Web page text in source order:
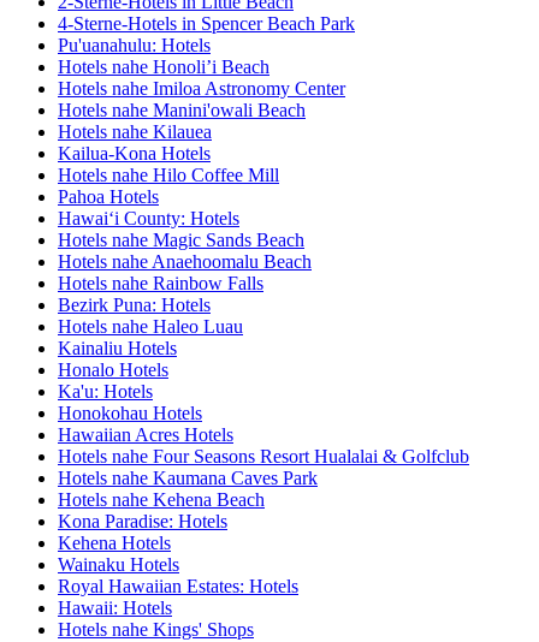
4-Sterne-Hotels in Spencer Beach Park
Pu'uanahulu: Hotels
Hotels nahe Honoli’i Beach
Hotels nahe Imiloa Astronomy Center
Hotels nahe Manini'owali Beach
Hotels nahe Kilauea
Kailua-Kona Hotels
Hotels nahe Hilo Coffee Mill
Pahoa Hotels
Hawaiʻi County: Hotels
Hotels nahe Magic Sands Beach
Hotels nahe Anaehoomalu Beach
Hotels nahe Rainbow Falls
Bezirk Puna: Hotels
Hotels nahe Haleo Luau
Kainaliu Hotels
Honalo Hotels
Ka'u: Hotels
Honokohau Hotels
Hawaiian Acres Hotels
Hotels nahe Four Seasons Resort Hualalai & Golfclub
Hotels nahe Kaumana Caves Park
Hotels nahe Kehena Beach
Kona Paradise: Hotels
Kehena Hotels
Wainaku Hotels
Royal Hawaiian Estates: Hotels
Hawaii: Hotels
Hotels nahe Kings' Shops